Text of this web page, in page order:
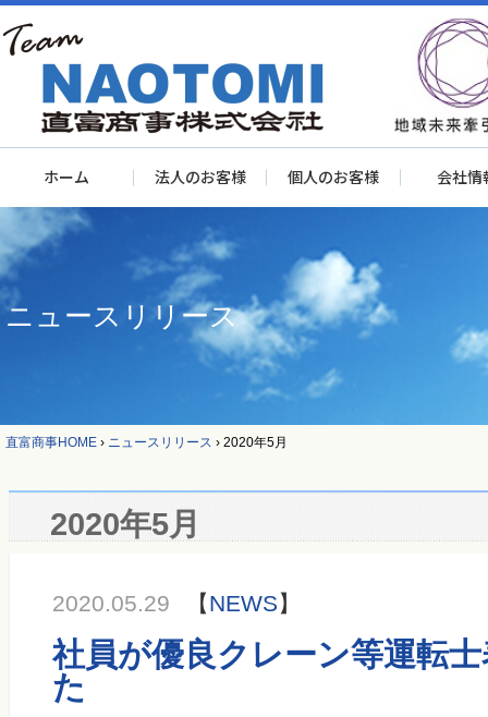
ホーム 法人のお客様 個人のお客様 会社情
ニュースリリース
直富商事HOME › ニュースリリース › 2020年5月
2020年5月
2020.05.29 【NEWS】
社員が優良クレーン等運転
た